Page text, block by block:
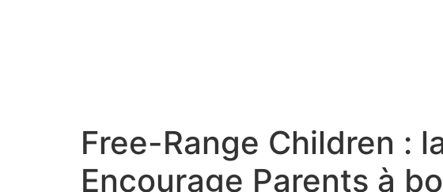
Free-Range Children :
Encourage Parents à